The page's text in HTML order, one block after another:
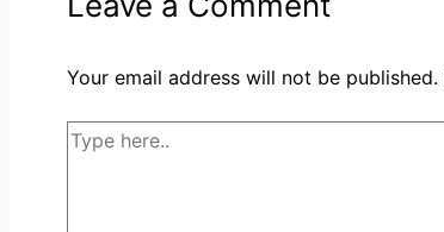
Your email address will not be published.